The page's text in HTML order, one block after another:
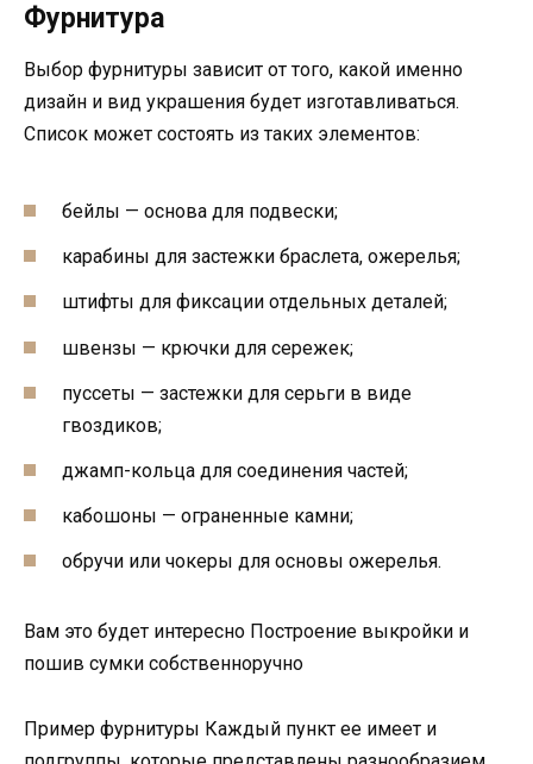
Фурнитура
Выбор фурнитуры зависит от того, какой именно
дизайн и вид украшения будет изготавливаться.
Список может состоять из таких элементов:
бейлы — основа для подвески;
карабины для застежки браслета, ожерелья;
штифты для фиксации отдельных деталей;
швензы — крючки для сережек;
пуссеты — застежки для серьги в виде
гвоздиков;
джамп-кольца для соединения частей;
кабошоны — ограненные камни;
обручи или чокеры для основы ожерелья.
Вам это будет интересно Построение выкройки и
пошив сумки собственноручно
Пример фурнитуры Каждый пункт ее имеет и